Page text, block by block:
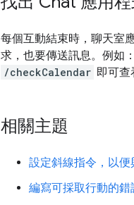
每個互動結束時，聊天室
求，也要傳送訊息。例如
/checkCalendar 即可查
相關主題
設定斜線指令，以便
編寫可採取行動的錯